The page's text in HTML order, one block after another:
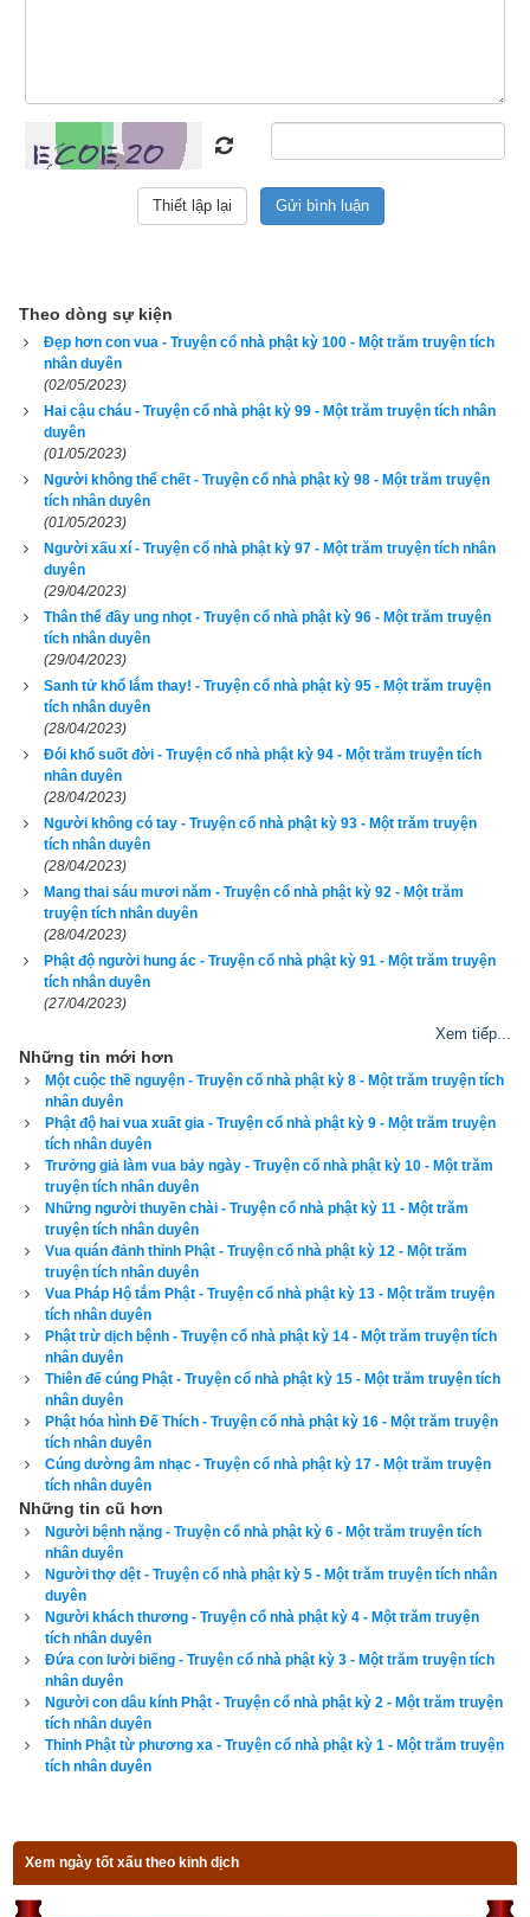
Theo dòng sự kiện
Đẹp hơn con vua - Truyện cổ nhà phật kỳ 100 - Một trăm truyện tích
nhân duyên
(02/05/2023)
Hai cậu cháu - Truyện cổ nhà phật kỳ 99 - Một trăm truyện tích nhân
duyên
(01/05/2023)
Người không thể chết - Truyện cổ nhà phật kỳ 98 - Một trăm truyện
tích nhân duyên
(01/05/2023)
Người xấu xí - Truyện cổ nhà phật kỳ 97 - Một trăm truyện tích nhân
duyên
(29/04/2023)
Thân thể đầy ung nhọt - Truyện cổ nhà phật kỳ 96 - Một trăm truyện
tích nhân duyên
(29/04/2023)
Sanh tử khổ lắm thay! - Truyện cổ nhà phật kỳ 95 - Một trăm truyện
tích nhân duyên
(28/04/2023)
Đói khổ suốt đời - Truyện cổ nhà phật kỳ 94 - Một trăm truyện tích
nhân duyên
(28/04/2023)
Người không có tay - Truyện cổ nhà phật kỳ 93 - Một trăm truyện
tích nhân duyên
(28/04/2023)
Mang thai sáu mươi năm - Truyện cổ nhà phật kỳ 92 - Một trăm
truyện tích nhân duyên
(28/04/2023)
Phật độ người hung ác - Truyện cổ nhà phật kỳ 91 - Một trăm truyện
tích nhân duyên
(27/04/2023)
Xem tiếp...
Những tin mới hơn
Một cuộc thề nguyện - Truyện cổ nhà phật kỳ 8 - Một trăm truyện tích
nhân duyên
Phật độ hai vua xuất gia - Truyện cổ nhà phật kỳ 9 - Một trăm truyện
tích nhân duyên
Trưởng giả làm vua bảy ngày - Truyện cổ nhà phật kỳ 10 - Một trăm
truyện tích nhân duyên
Những người thuyền chài - Truyện cổ nhà phật kỳ 11 - Một trăm
truyện tích nhân duyên
Vua quán đảnh thỉnh Phật - Truyện cổ nhà phật kỳ 12 - Một trăm
truyện tích nhân duyên
Vua Pháp Hộ tắm Phật - Truyện cổ nhà phật kỳ 13 - Một trăm truyện
tích nhân duyên
Phật trừ dịch bệnh - Truyện cổ nhà phật kỳ 14 - Một trăm truyện tích
nhân duyên
Thiên đế cúng Phật - Truyện cổ nhà phật kỳ 15 - Một trăm truyện tích
nhân duyên
Phật hóa hình Đế Thích - Truyện cổ nhà phật kỳ 16 - Một trăm truyện
tích nhân duyên
Cúng dường âm nhạc - Truyện cổ nhà phật kỳ 17 - Một trăm truyện
tích nhân duyên
Những tin cũ hơn
Người bệnh nặng - Truyện cổ nhà phật kỳ 6 - Một trăm truyện tích
nhân duyên
Người thợ dệt - Truyện cổ nhà phật kỳ 5 - Một trăm truyện tích nhân
duyên
Người khách thương - Truyện cổ nhà phật kỳ 4 - Một trăm truyện
tích nhân duyên
Đứa con lười biếng - Truyện cổ nhà phật kỳ 3 - Một trăm truyện tích
nhân duyên
Người con dâu kính Phật - Truyện cổ nhà phật kỳ 2 - Một trăm truyện
tích nhân duyên
Thỉnh Phật từ phương xa - Truyện cổ nhà phật kỳ 1 - Một trăm truyện
tích nhân duyên
Xem ngày tốt xấu theo kinh dịch